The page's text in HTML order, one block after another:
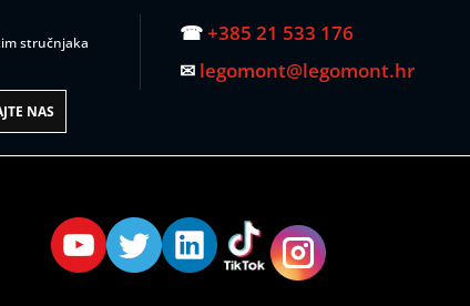
stručnjaka
NAS
☎+385 21 533 176
✉ legomont@legomont.hr